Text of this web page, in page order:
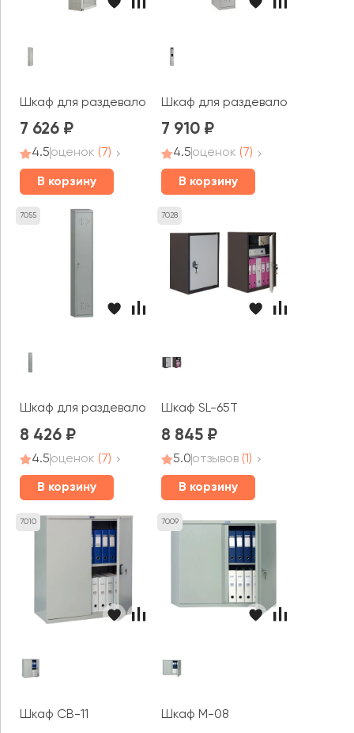
Шкаф для раздевалок ПРАКТИК усиленный ML 01-40
7 626
4.5оценок (7)
В корзину
Шкаф для раздевалок ПРАКТИК
7 910
4.5оценок (7)
В корзину
7055
Шкаф для раздевалок ПРАКТИК усиленный ML 11-40
8 426
4.5оценок (7)
В корзину
7028
Шкаф SL-65T
8 845
5.0отзывов (1)
В корзину
7010
Шкаф CB-11
7009
Шкаф M-08